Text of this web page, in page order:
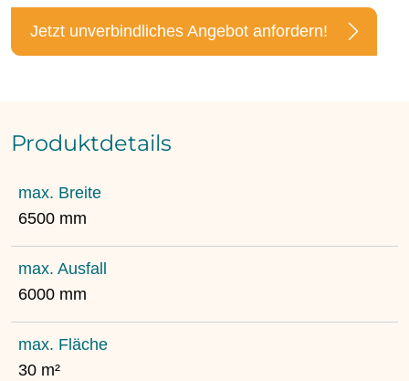
Jetzt unverbindliches Angebot anfordern!
Produktdetails
max. Breite
6500 mm
max. Ausfall
6000 mm
max. Fläche
30 m²